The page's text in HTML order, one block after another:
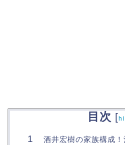
目次 [
酒井宏樹の家族構成！